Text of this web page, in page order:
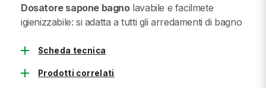
Dosatore sapone bagnolavabile e facilmete
igienizzabile: si adatta a tutti gli arredamenti di bagno
add Scheda tecnica
add Prodotti correlati